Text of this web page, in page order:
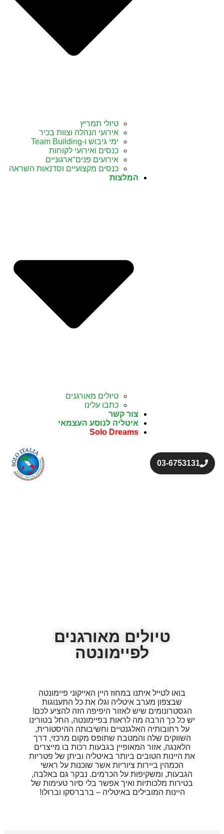
03-6753131
טיולי תמריץ
אירועי הנהלה וצוות בכיר
ימי גיבוש ו-Team Building
כנסים ואירועי לקוחות
אירועים פנים־ארגוניים
כנסים מקצועיים וסדנאות השראה
המלצות
טיולים מאורגנים
כתבו עלינו
צור קשר
איטליה לנוסע העצמאי
Solo Dreams
טיולים מאורגנים
לפיימונטה
בואו לטייל איתנו במחוז היין האייקוני פיימונטה
שבצפון מערב איטליה וגלו את כל התענוגות
הגסטרונומים שיש לאזור היפיפה הזה להציע לכם!
יש כל כך הרבה מה לראות בפיימונטה, החל בטורינו
על רחובותיה האלגנטיים וחשיבותה ההיסטורית,
השווקים שלה והמטבח שתופס מקום מרכזי, דרך
הלאנגה, אזור המאופיין בגבעות רכות בו מייצרים
את היינות הטובים ביותר באיטליה וביתן של פטריות
הכמהין ביירות ציוריות אשר שוכנות על ראשי
הגבעות, ומשקיפות על הכרמים. נבקר גם באלבה,
בטירות מלכותיות ואיך אפשר בלי סיור טעימות של
היינות המובילים באיטליה – ברברסקו וברולו!